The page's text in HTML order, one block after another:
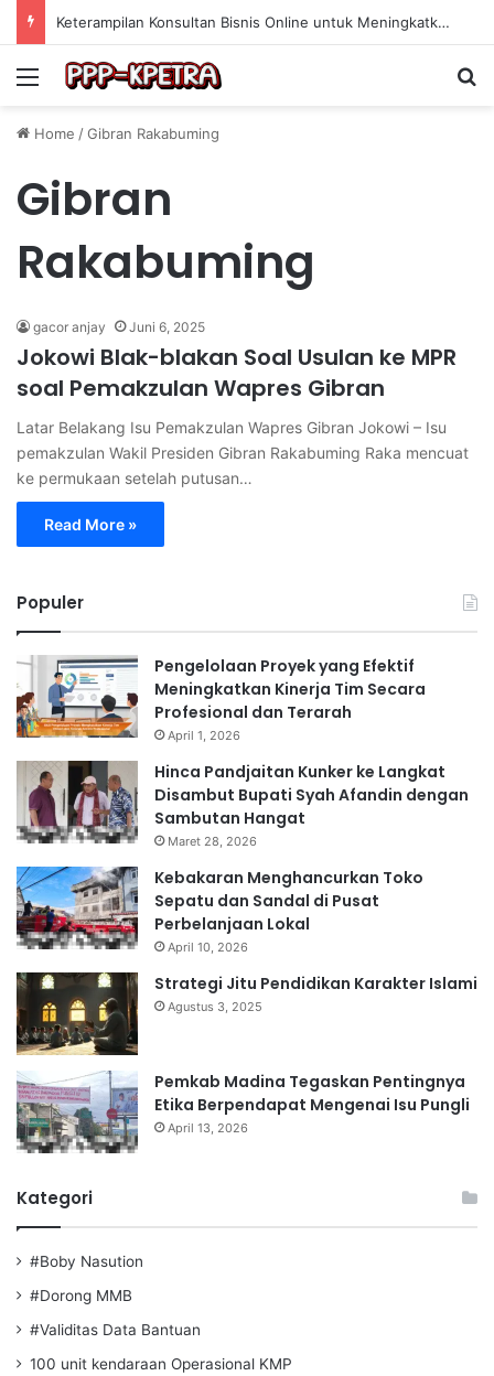
Keterampilan Konsultan Bisnis Online untuk Meningkatkan Pendapatan Berdasarkan Pengalaman Praktis
Menu
Home /Gibran Rakabuming
Gibran
Rakabuming
gacor anjay Juni 6, 2025
Jokowi Blak-blakan Soal Usulan ke MPR
soal Pemakzulan Wapres Gibran
Latar Belakang Isu Pemakzulan Wapres Gibran Jokowi – Isu
pemakzulan Wakil Presiden Gibran Rakabuming Raka mencuat
ke permukaan setelah putusan…
Read More »
Populer
Pengelolaan Proyek yang Efektif
Meningkatkan Kinerja Tim Secara
Profesional dan Terarah
April 1, 2026
Hinca Pandjaitan Kunker ke Langkat
Disambut Bupati Syah Afandin dengan
Sambutan Hangat
Maret 28, 2026
Kebakaran Menghancurkan Toko
Sepatu dan Sandal di Pusat
Perbelanjaan Lokal
April 10, 2026
Strategi Jitu Pendidikan Karakter Islami
Agustus 3, 2025
Pemkab Madina Tegaskan Pentingnya
Etika Berpendapat Mengenai Isu Pungli
April 13, 2026
Kategori
#Boby Nasution
#Dorong MMB
#Validitas Data Bantuan
100 unit kendaraan Operasional KMP